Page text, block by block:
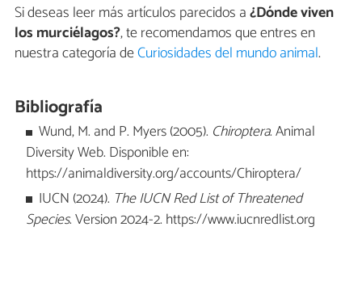
Si deseas leer más artículos parecidos a¿Dónde viven
los murciélagos?, te recomendamos que entres en
nuestra categoría deCuriosidades del mundo animal.
Bibliografía
Wund, M. and P. Myers (2005). Chiroptera. Animal
Diversity Web. Disponible en:
https://animaldiversity.org/accounts/Chiroptera/
IUCN (2024). The IUCN Red List of Threatened
Species. Version 2024-2. https://www.iucnredlist.org